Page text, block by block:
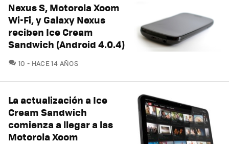
Nexus S, Motorola Xoom
Wi-Fi, y Galaxy Nexus
reciben Ice Cream
Sandwich (Android 4.0.4)
10 COMENTARIOS
HACE 14 AÑOS
La actualización a Ice
Cream Sandwich
comienza a llegar a las
Motorola Xoom